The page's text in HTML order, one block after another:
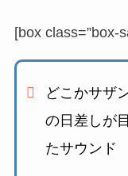
[box class=”box-
どこかサザ
の日差しが
たサウンド